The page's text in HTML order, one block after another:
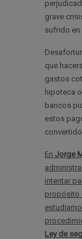
grave
sufrido en
que
gastos
hipoteca
bancos
estos
En Jorge
intentar
propósito
Ley de